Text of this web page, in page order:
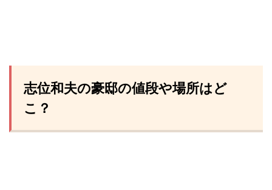
志位和夫の豪邸の値段や場所はど
こ？